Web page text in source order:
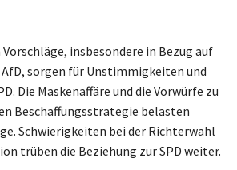
insbesondere in Bezug auf
sorgen für Unstimmigkeiten und
Die Maskenaffäre und die Vorwürfe zu
Beschaffungsstrategie belasten
Schwierigkeiten bei der Richterwahl
trüben die Beziehung zur SPD weiter.